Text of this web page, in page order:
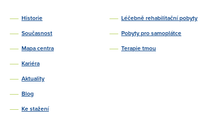
Historie
Současnost
Mapa centra
Kariéra
Aktuality
Blog
Ke stažení
Léčebně rehabilitační pobyty
Pobyty pro samoplátce
Terapie tmou